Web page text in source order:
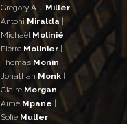
Gregory A.J. Miller|
AntoniMiralda
Michaël Molinié
Pierre Molinier|
Thomas Monin
JonathanMonk|
Claire Morgan |
Aimé Mpane
Sofie Muller